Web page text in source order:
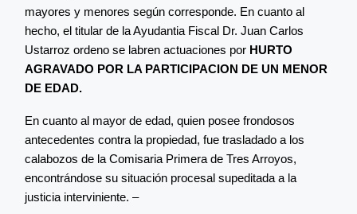
mayores y menores según corresponde. En cuanto al
hecho, el titular de la Ayudantia Fiscal Dr. Juan Carlos
Ustarroz ordeno se labren actuaciones por HURTO
AGRAVADO POR LA PARTICIPACION DE UN MENOR
DE EDAD.
En cuanto al mayor de edad, quien posee frondosos
antecedentes contra la propiedad, fue trasladado a los
calabozos de la Comisaria Primera de Tres Arroyos,
encontrándose su situación procesal supeditada a la
justicia interviniente. –